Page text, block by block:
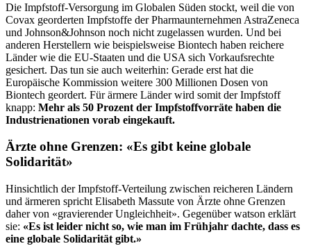
Die Impfstoff-Versorgung im Globalen Süden stockt, weil die von
Covax georderten Impfstoffe der Pharmaunternehmen AstraZeneca
und Johnson&Johnson noch nicht zugelassen wurden. Und bei
anderen Herstellern wie beispielsweise Biontech haben reichere
Länder wie die EU-Staaten und die USA sich Vorkaufsrechte
gesichert. Das tun sie auch weiterhin: Gerade erst hat die
Europäische Kommission weitere 300 Millionen Dosen von
Biontech geordert. Für ärmere Länder wird somit der Impfstoff
knapp: Mehr als 50 Prozent der Impfstoffvorräte haben die
Industrienationen vorab eingekauft.
Ärzte ohne Grenzen: «Es gibt keine globale
Solidarität»
Hinsichtlich der Impfstoff-Verteilung zwischen reicheren Ländern
und ärmeren spricht Elisabeth Massute von Ärzte ohne Grenzen
daher von «gravierender Ungleichheit». Gegenüber watson erklärt
sie: «Es ist leider nicht so, wie man im Frühjahr dachte, dass es
eine globale Solidarität gibt.»